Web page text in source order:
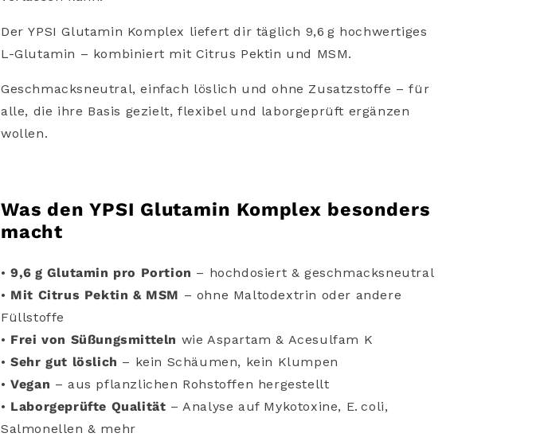
DerYPSIGlutamin Komplex liefertdir täglich 9,6 g hochwertiges
L-Glutamin – kombiniert mit Citrus Pektin und MSM.
Geschmacksneutral,einfach löslich undohne Zusatzstoffe –für
alle, die ihre Basis gezielt,flexibel und laborgeprüft ergänzen
wollen.
Was denYPSI Glutamin Komplex besonders
macht
•9,6 g Glutamin pro Portion – hochdosiert &geschmacksneutral
• Mit Citrus Pektin & MSM – ohne Maltodextrin oder andere
Füllstoffe
• Freivon Süßungsmitteln wie Aspartam & Acesulfam K
•Sehrgut löslich – kein Schäumen, kein Klumpen
•Vegan –aus pflanzlichen Rohstoffen hergestellt
• Laborgeprüfte Qualität – Analyseauf Mykotoxine, E. coli,
Salmonellen & mehr